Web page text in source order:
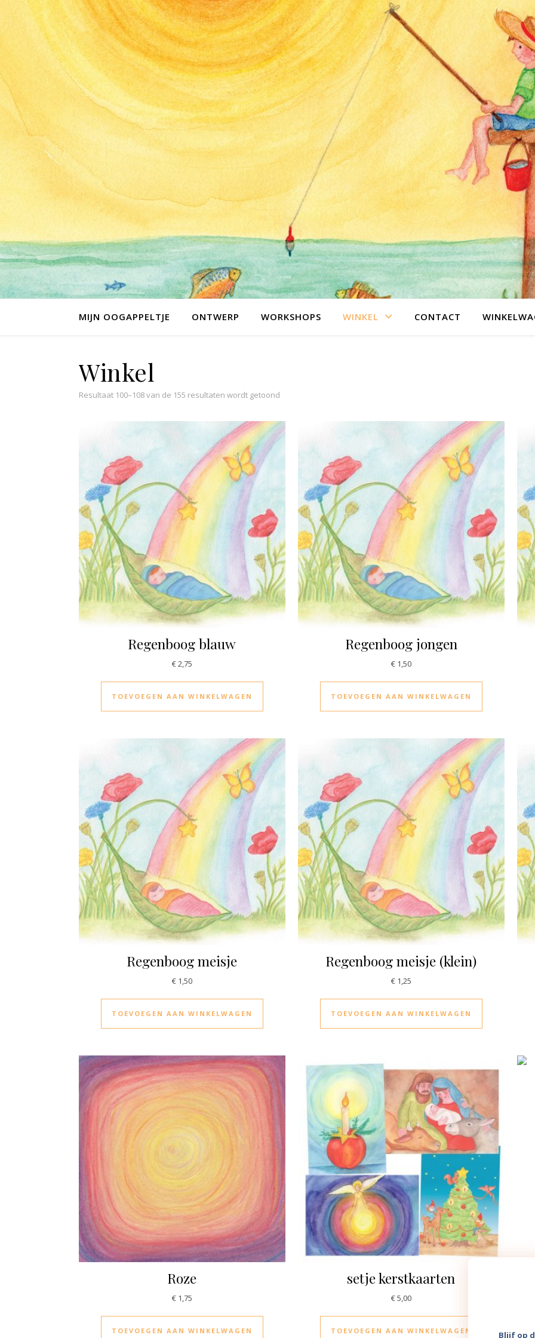
MIJN OOGAPPELTJE ONTWERP WORKSHOPS WINKEL CONTACT
Winkel
Resultaat 100–108 van de 155 resultaten wordt getoond
Regenboog blauw
€2,75
TOEVOEGEN AAN WINKELWAGEN
Regenboog jongen
€1,50
TOEVOEGEN AAN WINKELWAGEN
Regenboog meisje
€1,50
TOEVOEGEN AAN WINKELWAGEN
Regenboog meisje (klein)
€1,25
TOEVOEGEN AAN WINKELWAGEN
Roze
€1,75
TOEVOEGEN AAN WINKELWAGEN
setje kerstkaarten
€5,00
TOEVOEGEN AAN WINKELWAGEN Blijf op